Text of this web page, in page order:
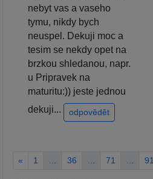
nebyt vas a vaseho
tymu, nikdy bych
neuspel. Dekuji moc a
tesim se nekdy opet na
brzkou shledanou, napr.
u Pripravek na
maturitu:)) jeste jednou
dekuji...
odpovědět
« 1 36 71 91